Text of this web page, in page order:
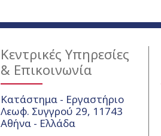
Κεντρικές Υπηρεσίες
& Επικοινωνία
Κατάστημα - Εργαστήριο
Λεωφ. Συγγρού 29, 11743
Αθήνα - Ελλάδα